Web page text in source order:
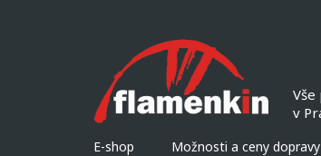
E-shop Možnosti a ceny dopravy